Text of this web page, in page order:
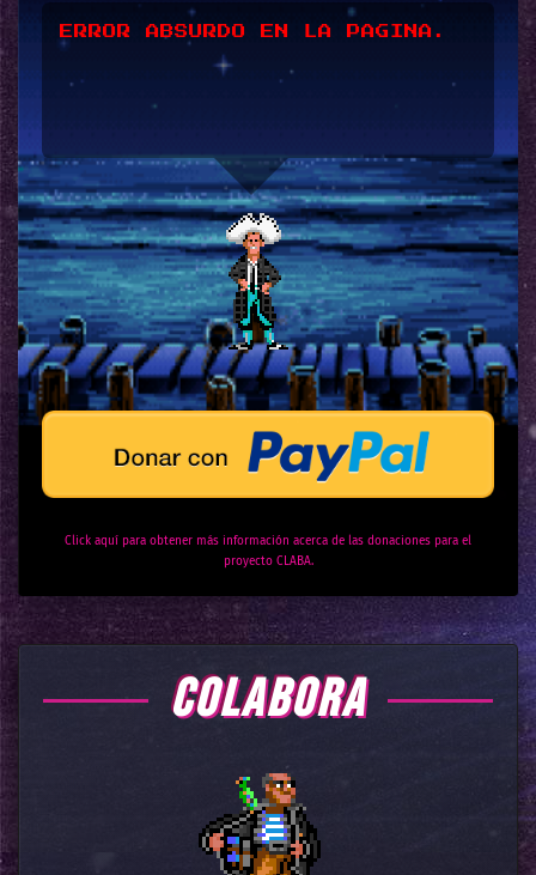
*UPSSS*
Click aquí para obtener más información acerca de las donaciones para el
proyecto CLABA.
COLABORA